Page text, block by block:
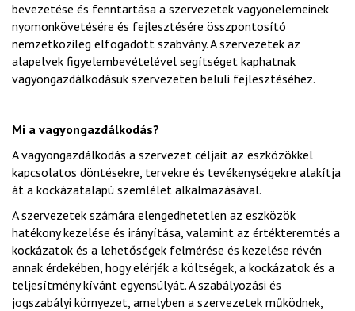
bevezetése és fenntartása a szervezetek vagyonelemeinek
nyomonkövetésére és fejlesztésére összpontosító
nemzetközileg elfogadott szabvány. A szervezetek az
alapelvek figyelembevételével segítséget kaphatnak
vagyongazdálkodásuk szervezeten belüli fejlesztéséhez.
Mi a vagyongazdálkodás?
A vagyongazdálkodás a szervezet céljait az eszközökkel
kapcsolatos döntésekre, tervekre és tevékenységekre alakítja
át a kockázatalapú szemlélet alkalmazásával.
A szervezetek számára elengedhetetlen az eszközök
hatékony kezelése és irányítása, valamint az értékteremtés a
kockázatok és a lehetőségek felmérése és kezelése révén
annak érdekében, hogy elérjék a költségek, a kockázatok és a
teljesítmény kívánt egyensúlyát. A szabályozási és
jogszabályi környezet, amelyben a szervezetek működnek,